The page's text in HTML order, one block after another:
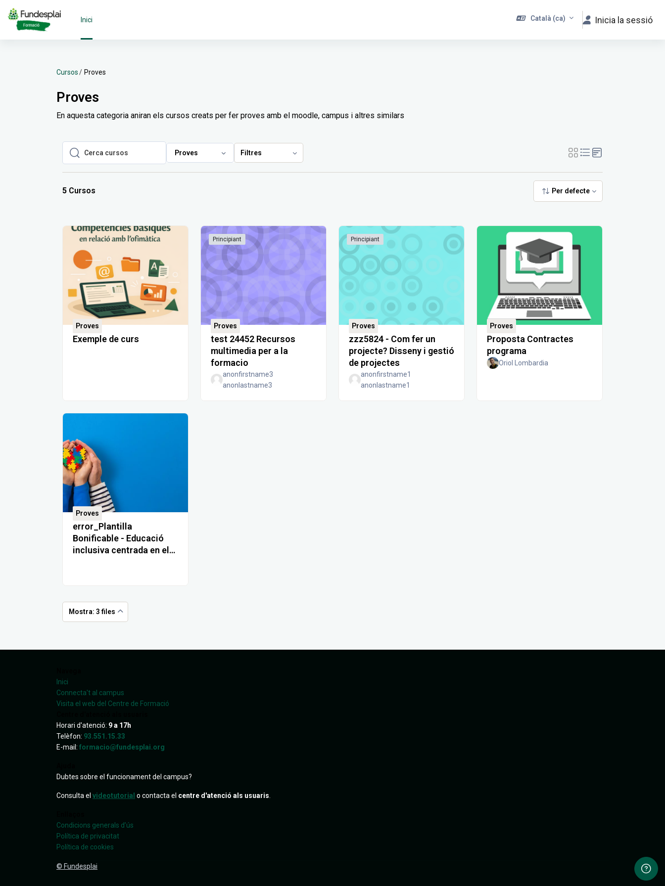
Ves al contingut principal
Inici Català ‎(ca)‎ Inicia la sessió
Cursos Proves
Proves
En aquesta categoria aniran els cursos creats per fer proves amb el moodle, campus i altres similars
Cerca cursos
Cerca cursos
Proves Filtres
5 Cursos Per defecte
Proves
Exemple de curs
Principiant
Proves
test 24452 Recursos
multimedia per a la
formacio
anonfirstname3
anonlastname3
Principiant
Proves
zzz5824 - Com fer un
projecte? Disseny i gestió
de projectes
anonfirstname1
anonlastname1
Proves
Proposta Contractes
programa
Oriol Lombardia
Proves
error_Plantilla
Bonificable - Educació
inclusiva centrada en el
Mostra: 3 files
Inici
Connecta't al campus
Visita el web del Centre de Formació
Horari d'atenció: 9 a 17h
Telèfon: 93.551.15.33
E-mail: formacio@fundesplai.org
Dubtes sobre el funcionament del campus?
Consulta el videotutorial o contacta el centre d'atenció als usuaris
Condicions generals d’ús
Política de privacitat
Política de cookies
© Fundesplai